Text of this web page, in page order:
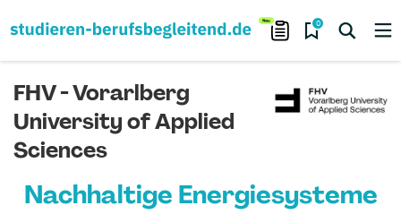
0
FHV - Vorarlberg
University of Applied
Sciences
Nachhaltige Energiesysteme